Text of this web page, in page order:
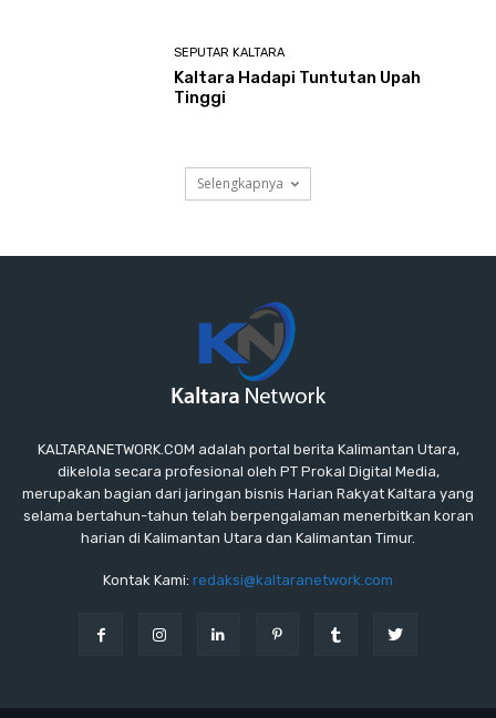
SEPUTAR KALTARA
Kaltara Hadapi Tuntutan Upah
Tinggi
Selengkapnya
KALTARANETWORK.COM adalah portal berita Kalimantan Utara,
dikelola secara profesional oleh PT Prokal Digital Media,
merupakan bagian dari jaringan bisnis Harian Rakyat Kaltara yang
selama bertahun-tahun telah berpengalaman menerbitkan koran
harian di Kalimantan Utara dan Kalimantan Timur.
Kontak Kami: redaksi@kaltaranetwork.com